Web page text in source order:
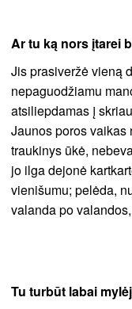
Ar tu ką nors įtarei
Jis prasiveržė vieną
nepaguodžiamu
atsiliepdamas į
Jaunos poros vaikas
traukinys ūkė,
jo ilga dejonė
vienišumu; pelėda,
valanda po
Tu turbūt labai